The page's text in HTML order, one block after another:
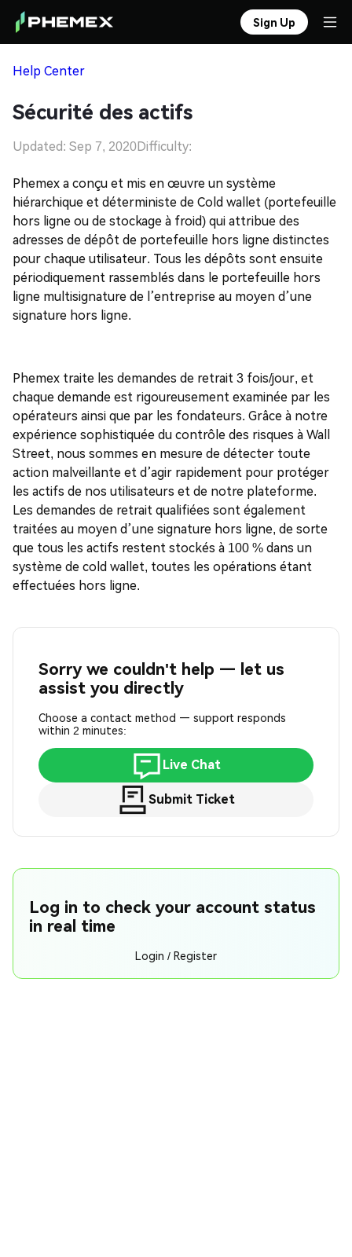
Sign Up
Help Center
Sécurité des actifs
Updated: Sep 7, 2020Difficulty:
Phemex a conçu et mis en œuvre un système
hiérarchique et déterministe de Cold wallet (portefeuille
hors ligne ou de stockage à froid) qui attribue des
adresses de dépôt de portefeuille hors ligne distinctes
pour chaque utilisateur. Tous les dépôts sont ensuite
périodiquement rassemblés dans le portefeuille hors
ligne multisignature de l’entreprise au moyen d’une
signature hors ligne.
Phemex traite les demandes de retrait 3 fois/jour, et
chaque demande est rigoureusement examinée par les
opérateurs ainsi que par les fondateurs. Grâce à notre
expérience sophistiquée du contrôle des risques à Wall
Street, nous sommes en mesure de détecter toute
action malveillante et d’agir rapidement pour protéger
les actifs de nos utilisateurs et de notre plateforme.
Les demandes de retrait qualifiées sont également
traitées au moyen d’une signature hors ligne, de sorte
que tous les actifs restent stockés à 100 % dans un
système de cold wallet, toutes les opérations étant
effectuées hors ligne.
Sorry we couldn't help — let us
assist you directly
Choose a contact method — support responds
within 2 minutes:
Live Chat
Submit Ticket
Log in to check your account status
in real time
Login / Register